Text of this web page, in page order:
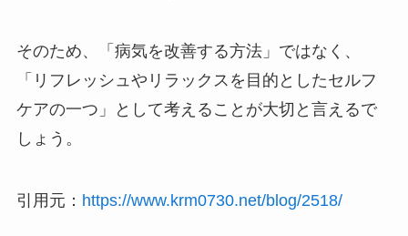
そのため、「病気を改善する方法」ではなく、
「リフレッシュやリラックスを目的としたセルフ
ケアの一つ」として考えることが大切と言えるで
しょう。
引用元： https://www.krm0730.net/blog/2518/